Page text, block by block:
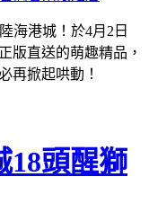
海港城！於4月2日
版直送的萌趣精品，
再掀起哄動！
18頭醒獅